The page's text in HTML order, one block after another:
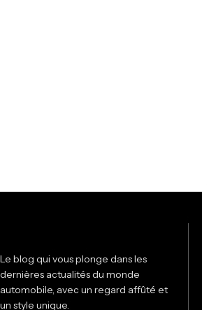
Le blog qui vous plonge dans les
dernières actualités du monde
automobile, avec un regard affûté et
un style unique.